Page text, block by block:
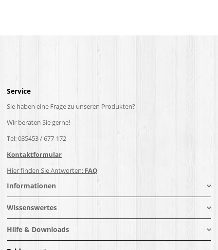
Service
Sie haben eine Frage zu unseren Produkten?
Wir beraten Sie gerne!
Tel: 035453 / 677-172
Kontaktformular
Hier finden Sie Antworten: FAQ
Informationen
Wissenswertes
Hilfe & Downloads